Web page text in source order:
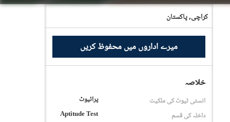
کراچی,پاکستان
میرے اداروں میں محفوظ کریں
خلاصہ
انسٹی ٹیوٹ کی ملکیت
پرائیوٹ
داخلہ کی قسم
Aptitude Test